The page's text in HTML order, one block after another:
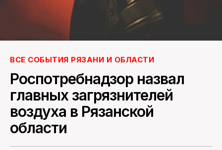
ВСЕ СОБЫТИЯ РЯЗАНИ И ОБЛАСТИ
Роспотребнадзор назвал
главных загрязнителей
воздуха в Рязанской
области